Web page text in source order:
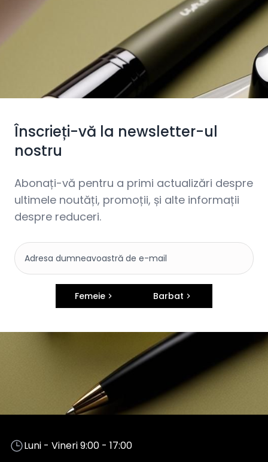
Înscrieți-vă la newsletter-ul
nostru
Abonați-vă pentru a primi actualizări despre
ultimele noutăți, promoții, și alte informații
despre reduceri.
Femeie Barbat
Luni - Vineri 9:00 - 17:00